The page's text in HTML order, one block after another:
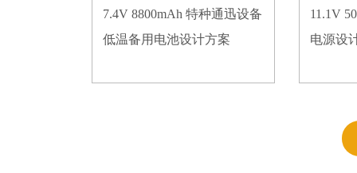
7.4V 8800mAh 特种通迅设备
低温备用电池设计方案
11.1V
电源设